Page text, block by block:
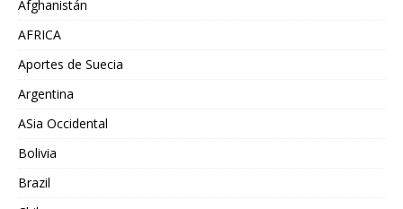
Afghanistán
AFRICA
Aportes de Suecia
Argentina
ASia Occidental
Bolivia
Brazil